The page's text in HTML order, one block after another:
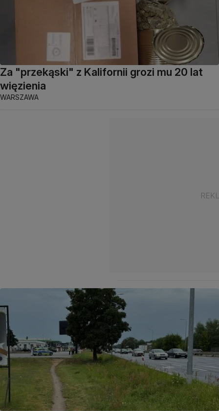
Za "przekąski" z Kalifornii grozi mu 20 lat
więzienia
WARSZAWA